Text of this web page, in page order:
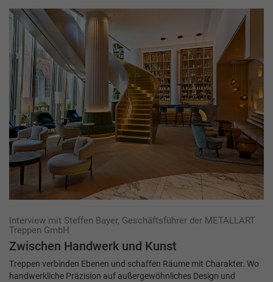
Interview mit Steffen Bayer, Geschäftsführer der METALLART
Treppen GmbH
Zwischen Hand­werk und Kunst
Treppen verbinden Ebenen und schaffen Räume mit Charakter. Wo
handwerkliche Präzision auf außergewöhnliches Design und